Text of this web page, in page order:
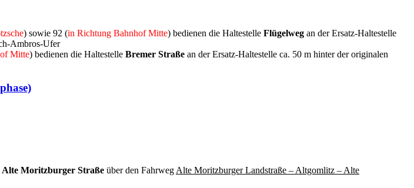
) sowie 92 (in Richtung Bahnhof Mitte) bedienen die Haltestelle Flügelweg an der Ersatz-Haltestelle
Ambros-Ufer
Mitte) bedienen die Haltestelle Bremer Straße an der Ersatz-Haltestelle ca. 50 m hinter der originalen
Alte Moritzburger Straße über den Fahrweg Alte Moritzburger Landstraße – Altgomlitz – Alte